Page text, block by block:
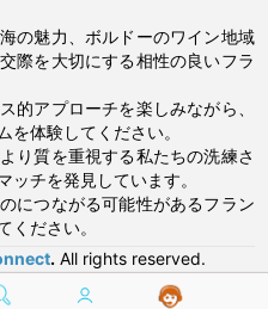
の魅力、ボルドーのワイン地域
際を大切にする相性の良いフラ
的アプローチを楽しみながら、
を体験してください。
り質を重視する私たちの洗練さ
ッチを発見しています。
につながる可能性があるフラン
ください。
. All rights reserved.